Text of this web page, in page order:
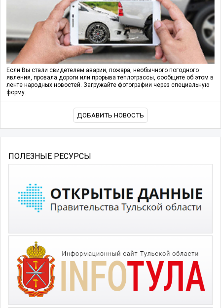
Если Вы стали свидетелем аварии, пожара, необычного погодного
явления, провала дороги или прорыва теплотрассы, сообщите об этом в
ленте народных новостей. Загружайте фотографии через специальную
форму.
ДОБАВИТЬ НОВОСТЬ
ПОЛЕЗНЫЕ РЕСУРСЫ